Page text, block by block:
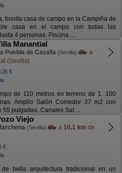
bonita casa de campo en la Campiña de
casa en el campo con todas las
4 personas. Piscina ...
Manantial
Puebla de Cazalla (Sevilla)
a
(Sevilla)
26 €
de 110 metros en terreno de 1. 100
Amplio Salón Comedor 37 m2 con
55 pulgadas. Canales Sat ...
Viejo
(Sevilla) a 10,1 km de
€
bella arquitectura tradicional en un